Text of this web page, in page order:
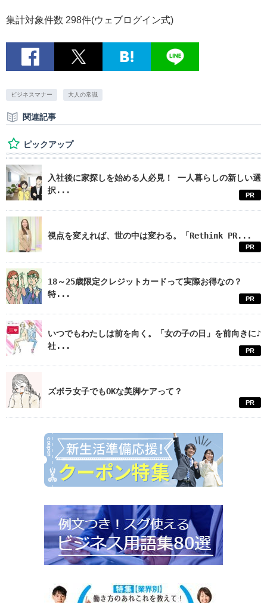
集計対象件数 298件(ウェブログイン式)
ビジネスマナー 大人の常識
関連記事
ピックアップ
入社後に家探しを始める人必見！ 一人暮らしの新しい選
択...
PR
視点を変えれば、世の中は変わる。「Rethink PR...
PR
18～25歳限定クレジットカードって実際お得なの？
特...
PR
いつでもわたしは前を向く。「女の子の日」を前向きに♪
社...
PR
ズボラ女子でもOKな美脚ケアって？
PR